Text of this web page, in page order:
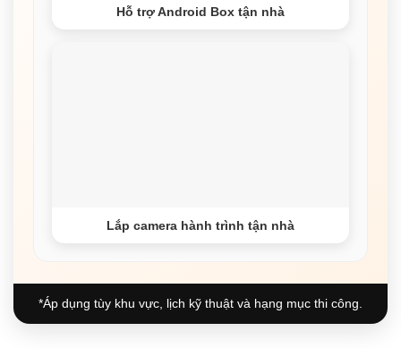
Hỗ trợ Android Box tận nhà
Lắp camera hành trình tận nhà
*Áp dụng tùy khu vực, lịch kỹ thuật và hạng mục thi công.